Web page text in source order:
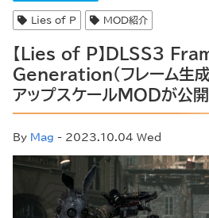
Lies of P MOD紹介
【Lies of P】DLSS3
Generation（フレーム生成
アップスケールMODが公開
By Mag - 2023.10.04 Wed